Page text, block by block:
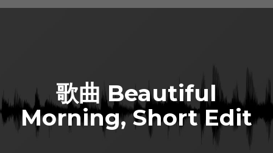
歌曲 Beautiful
Morning, Short Edit